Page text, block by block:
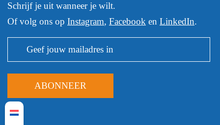
Schrijf je uit wanneer je wilt.
Of volg ons op Instagram, Facebook en LinkedIn.